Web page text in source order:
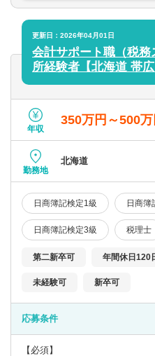
更新日：2026年04月01日
会計サポート職（税
所経験者【北海道 帯広
年収
350万円～500万
勤務地
北海道
日商簿記検定1級 日商簿
日商簿記検定3級 税理士
第二新卒可 年間休日120
未経験可 新卒可
応募条件
【必須】